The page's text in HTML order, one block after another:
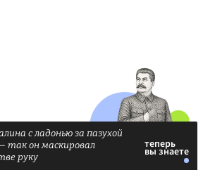
с ладонью за пазухой
так он маскировал
руку